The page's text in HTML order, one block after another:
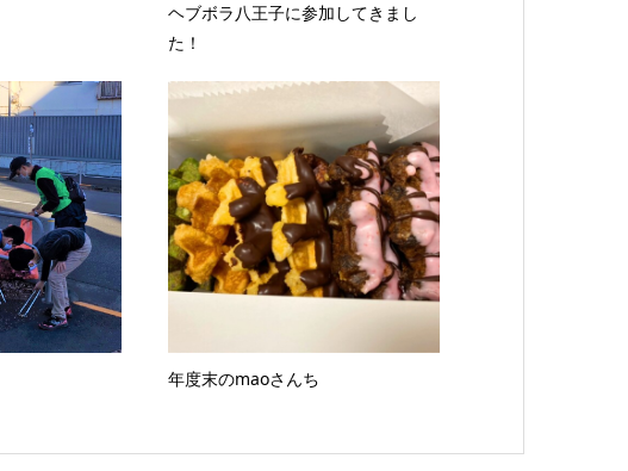
ヘブボラ八王子に参加してきまし
た！
年度末のmaoさんち